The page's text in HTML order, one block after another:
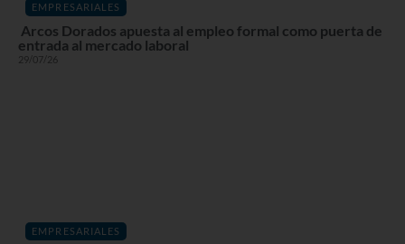
EMPRESARIALES
Arcos Dorados apuesta al empleo formal como puerta de
entrada al mercado laboral
29/07/26
EMPRESARIALES